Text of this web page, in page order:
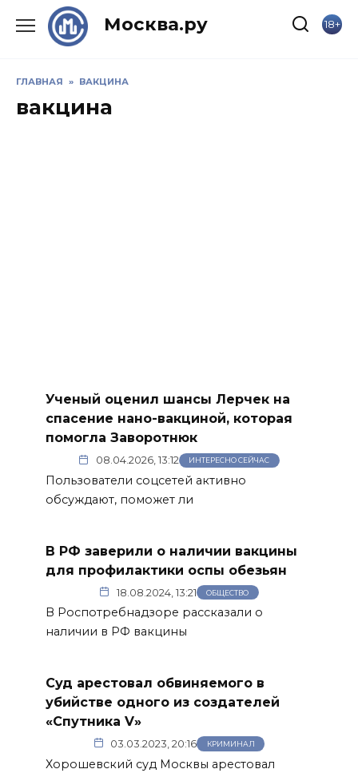
Москва.ру 18+
ГЛАВНАЯ » ВАКЦИНА
вакцина
Ученый оценил шансы Лерчек на
спасение нано-вакциной, которая
помогла Заворотнюк
08.04.2026, 13:12 ИНТЕРЕСНО СЕЙЧАС
Пользователи соцсетей активно
обсуждают, поможет ли
В РФ заверили о наличии вакцины
для профилактики оспы обезьян
18.08.2024, 13:21 ОБЩЕСТВО
В Роспотребнадзоре рассказали о
наличии в РФ вакцины
Суд арестовал обвиняемого в
убийстве одного из создателей
«Спутника V»
03.03.2023, 20:16 КРИМИНАЛ
Хорошевский суд Москвы арестовал